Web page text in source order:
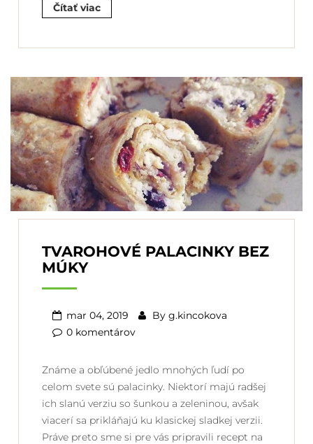
Čítať viac
TVAROHOVÉ PALACINKY BEZ
MÚKY
mar 04, 2019 By g.kincokova
0 komentárov
Známe a obľúbené jedlo mnohých ľudí po
celom svete sú palacinky. Niektorí majú radšej
ich slanú verziu so šunkou a zeleninou, avšak
viacerí sa prikláňajú ku klasickej sladkej verzii.
Práve preto sme si pre vás pripravili recept na